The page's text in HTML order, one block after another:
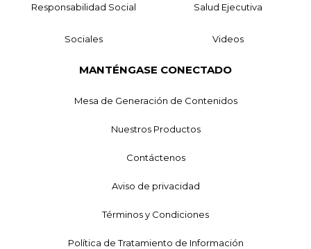
Responsabilidad Social Salud Ejecutiva
Sociales Videos
MANTÉNGASE CONECTADO
Mesa de Generación de Contenidos
Nuestros Productos
Contáctenos
Aviso de privacidad
Términos y Condiciones
Política de Tratamiento de Información